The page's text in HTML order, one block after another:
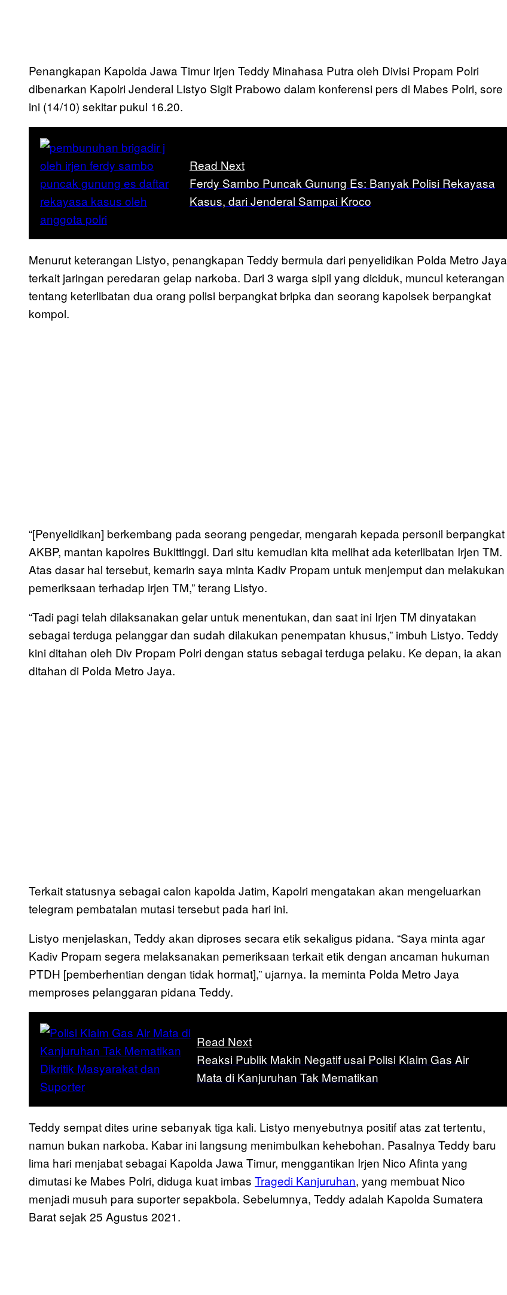
Penangkapan Kapolda Jawa Timur Irjen Teddy Minahasa Putra oleh Divisi Propam Polri
dibenarkan Kapolri Jenderal Listyo Sigit Prabowo dalam konferensi pers di Mabes Polri, sore
ini (14/10) sekitar pukul 16.20.
Read Next
Ferdy Sambo Puncak Gunung Es: Banyak Polisi Rekayasa
Kasus, dari Jenderal Sampai Kroco
Menurut keterangan Listyo, penangkapan Teddy bermula dari penyelidikan Polda Metro Jaya
terkait jaringan peredaran gelap narkoba. Dari 3 warga sipil yang diciduk, muncul keterangan
tentang keterlibatan dua orang polisi berpangkat bripka dan seorang kapolsek berpangkat
kompol.
“[Penyelidikan] berkembang pada seorang pengedar, mengarah kepada personil berpangkat
AKBP, mantan kapolres Bukittinggi. Dari situ kemudian kita melihat ada keterlibatan Irjen TM.
Atas dasar hal tersebut, kemarin saya minta Kadiv Propam untuk menjemput dan melakukan
pemeriksaan terhadap irjen TM,” terang Listyo.
“Tadi pagi telah dilaksanakan gelar untuk menentukan, dan saat ini Irjen TM dinyatakan
sebagai terduga pelanggar dan sudah dilakukan penempatan khusus,” imbuh Listyo. Teddy
kini ditahan oleh Div Propam Polri dengan status sebagai terduga pelaku. Ke depan, ia akan
ditahan di Polda Metro Jaya.
Terkait statusnya sebagai calon kapolda Jatim, Kapolri mengatakan akan mengeluarkan
telegram pembatalan mutasi tersebut pada hari ini.
Listyo menjelaskan, Teddy akan diproses secara etik sekaligus pidana. “Saya minta agar
Kadiv Propam segera melaksanakan pemeriksaan terkait etik dengan ancaman hukuman
PTDH [pemberhentian dengan tidak hormat],” ujarnya. Ia meminta Polda Metro Jaya
memproses pelanggaran pidana Teddy.
Read Next
Reaksi Publik Makin Negatif usai Polisi Klaim Gas Air
Mata di Kanjuruhan Tak Mematikan
Teddy sempat dites urine sebanyak tiga kali. Listyo menyebutnya positif atas zat tertentu,
namun bukan narkoba. Kabar ini langsung menimbulkan kehebohan. Pasalnya Teddy baru
lima hari menjabat sebagai Kapolda Jawa Timur, menggantikan Irjen Nico Afinta yang
dimutasi ke Mabes Polri, diduga kuat imbas Tragedi Kanjuruhan, yang membuat Nico
menjadi musuh para suporter sepakbola. Sebelumnya, Teddy adalah Kapolda Sumatera
Barat sejak 25 Agustus 2021.